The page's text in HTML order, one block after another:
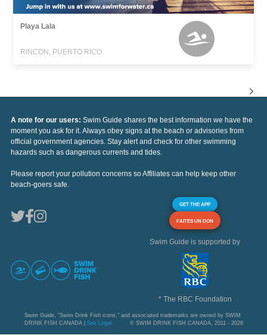
Playa Lala
RINCON, PUERTO RICO
A note for our users: Swim Guide shares the best information we have the
moment you ask for it. Always obey signs at the beach or advisories from
official government agencies. Stay alert and check for other swimming
hazards such as dangerous currents and tides.
Please report your pollution concerns so Affiliates can help keep other
beach-goers safe.
GET THE APP
FAITES UN DON
Swim Guide is supported by
* The RBC Foundation
Swim Guide, "Swim Drink Fish icons," and associated trademarks are owned by SWIM
DRINK FISH CANADA | See Legal © SWIM DRINK FISH CANADA, 2011 - 2026